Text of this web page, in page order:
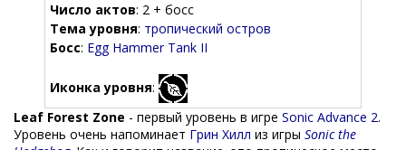
Число актов: 2 + босс
Тема уровня: тропический остров
Босс: Egg Hammer Tank II
Иконка уровня:
Leaf Forest Zone - первый уровень в игре Sonic Advance 2.
Уровень очень напоминает Грин Хилл из игры Sonic the